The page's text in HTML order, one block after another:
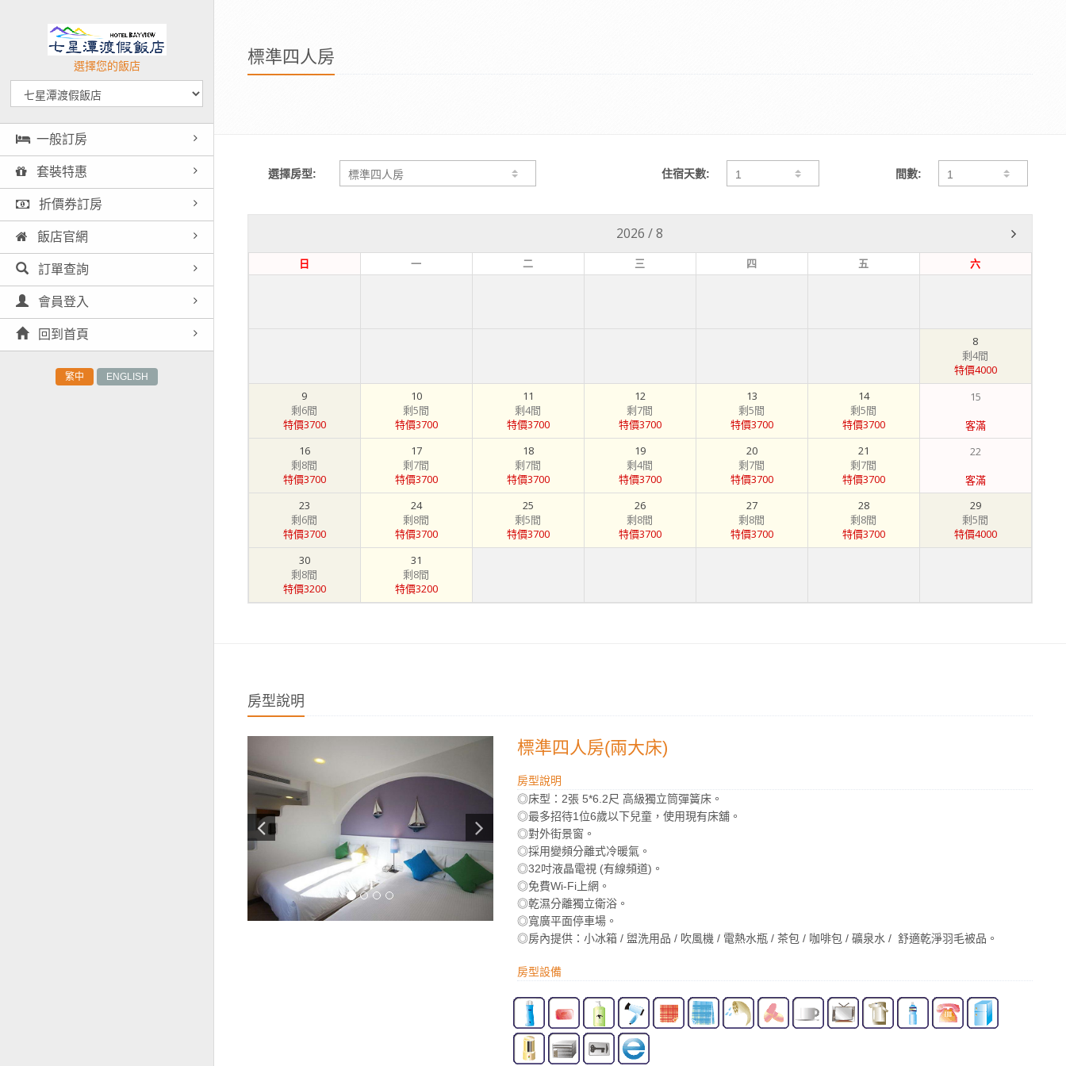
選擇您的飯店
一般訂房
套裝特惠
折價券訂房
飯店官網
訂單查詢
會員登入
回到首頁
繁中 ENGLISH
標準四人房
選擇房型: 住宿天數: 間數:
2026 /8
日 一 二 三 四 五 六
8
剩4間
特價4000
9
剩6間
特價3700
10
剩5間
特價3700
11
剩4間
特價3700
12
剩7間
特價3700
13
剩5間
特價3700
14
剩5間
特價3700
15
客滿
16
剩8間
特價3700
17
剩7間
特價3700
18
剩7間
特價3700
19
剩4間
特價3700
20
剩7間
特價3700
21
剩7間
特價3700
22
客滿
23
剩6間
特價3700
24
剩8間
特價3700
25
剩5間
特價3700
26
剩8間
特價3700
27
剩8間
特價3700
28
剩8間
特價3700
29
剩5間
特價4000
30
剩8間
特價3200
31
剩8間
特價3200
房型說明
標準四人房(兩大床)
房型說明
◎床型：2張 5*6.2尺 高級獨立筒彈簧床。
◎最多招待1位6歲以下兒童，使用現有床舖。
◎對外街景窗。
◎採用變頻分離式冷暖氣。
◎32吋液晶電視 (有線頻道)。
◎免費Wi-Fi上網。
◎乾濕分離獨立衛浴。
◎寬廣平面停車場。
◎房內提供：小冰箱 / 盥洗用品 / 吹風機 / 電熱水瓶 / 茶包 / 咖啡包 / 礦泉水 / 舒適乾淨羽毛被品。
房型設備